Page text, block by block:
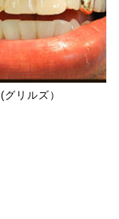
リルズ）